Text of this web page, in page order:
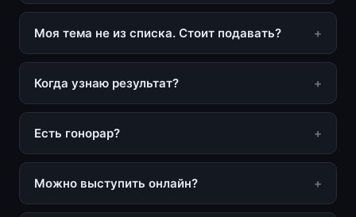
Моя тема не из списка. Стоит подавать?
Когда узнаю результат?
Есть гонорар?
Можно выступить онлайн?